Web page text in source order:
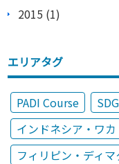
2015 (1)
エリアタグ
PADI Course
インドネシア・ワ
フィリピン・ディ